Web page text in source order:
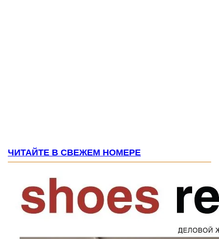
ЧИТАЙТЕ В СВЕЖЕМ НОМЕРЕ